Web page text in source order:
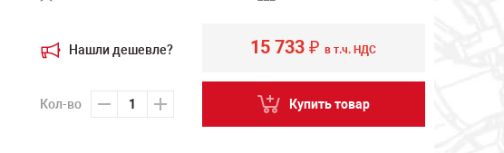
Нашли дешевле?
Кол-во
15 733₽ в т.ч. НДС
Купить товар